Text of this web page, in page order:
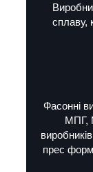
сплаву,
Фасонні
МПГ,
прес